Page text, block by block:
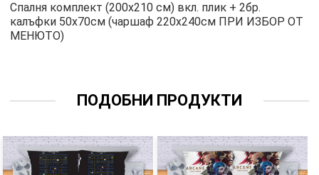
Спалня комплект (200х210 см) вкл. плик + 2бр.
калъфки 50х70см (чаршаф 220х240см ПРИ ИЗБОР ОТ
МЕНЮТО)
ПОДОБНИ ПРОДУКТИ